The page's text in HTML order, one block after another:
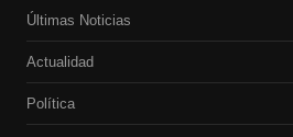
Últimas Noticias
Actualidad
Política